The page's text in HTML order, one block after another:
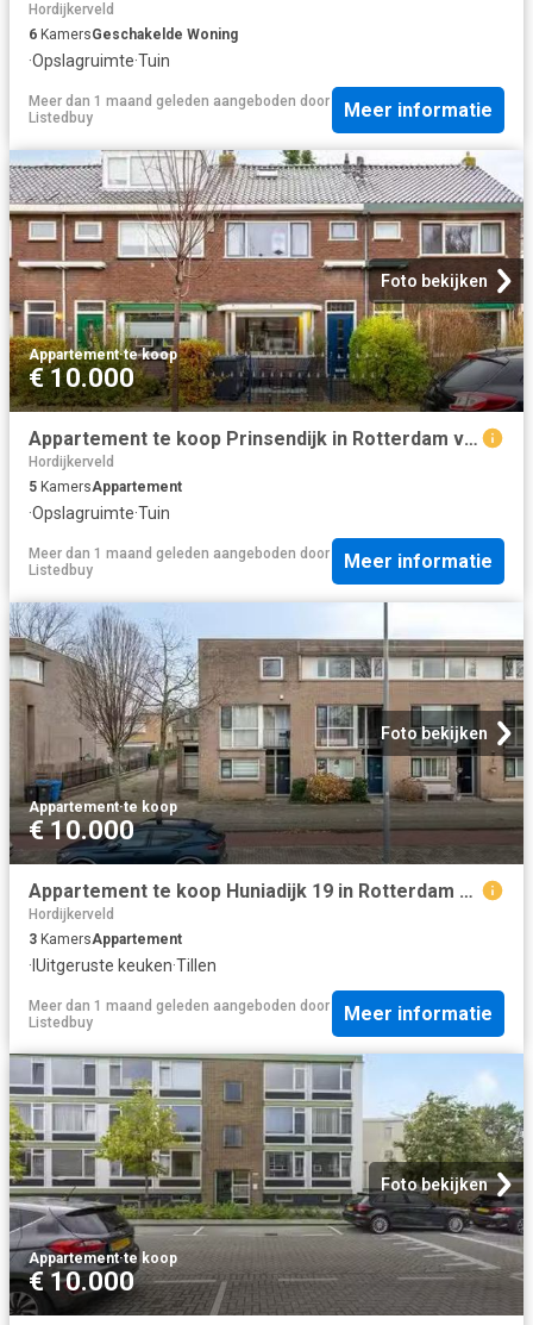
Hordijkerveld
6 KamersGeschakelde Woning
·Opslagruimte·Tuin
Meer dan 1 maand geleden aangeboden door
Listedbuy
Meer informatie
Foto bekijken
Appartement·te koop
€ 10.000
Appartement te koop Prinsendijk in Rotterdam voor € 335.000
Hordijkerveld
5 KamersAppartement
·Opslagruimte·Tuin
Meer dan 1 maand geleden aangeboden door
Listedbuy
Meer informatie
Foto bekijken
Appartement·te koop
€ 10.000
Appartement te koop Huniadijk 19 in Rotterdam voor € 415.000
Hordijkerveld
3 KamersAppartement
· IUitgeruste keuken·Tillen
Meer dan 1 maand geleden aangeboden door
Listedbuy
Meer informatie
Foto bekijken
Appartement·te koop
€ 10.000